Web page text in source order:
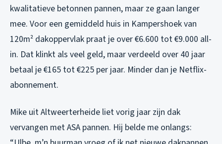
kwalitatieve betonnen pannen, maar ze gaan langer
mee. Voor een gemiddeld huis in Kampershoek van
120m² dakoppervlak praat je over €6.600 tot €9.000 all-
in. Dat klinkt als veel geld, maar verdeeld over 40 jaar
betaal je €165 tot €225 per jaar. Minder dan je Netflix-
abonnement.
Mike uit Altweerterheide liet vorig jaar zijn dak
vervangen met ASA pannen. Hij belde me onlangs: